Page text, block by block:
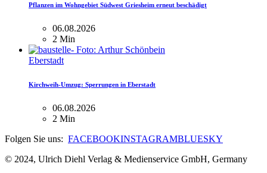
Pflanzen im Wohngebiet Südwest Griesheim erneut beschädigt
06.08.2026
2 Min
Eberstadt
Kirchweih-Umzug: Sperrungen in Eberstadt
06.08.2026
2 Min
Folgen Sie uns: FACEBOOKINSTAGRAMBLUESKY
© 2024, Ulrich Diehl Verlag & Medienservice GmbH, Germany